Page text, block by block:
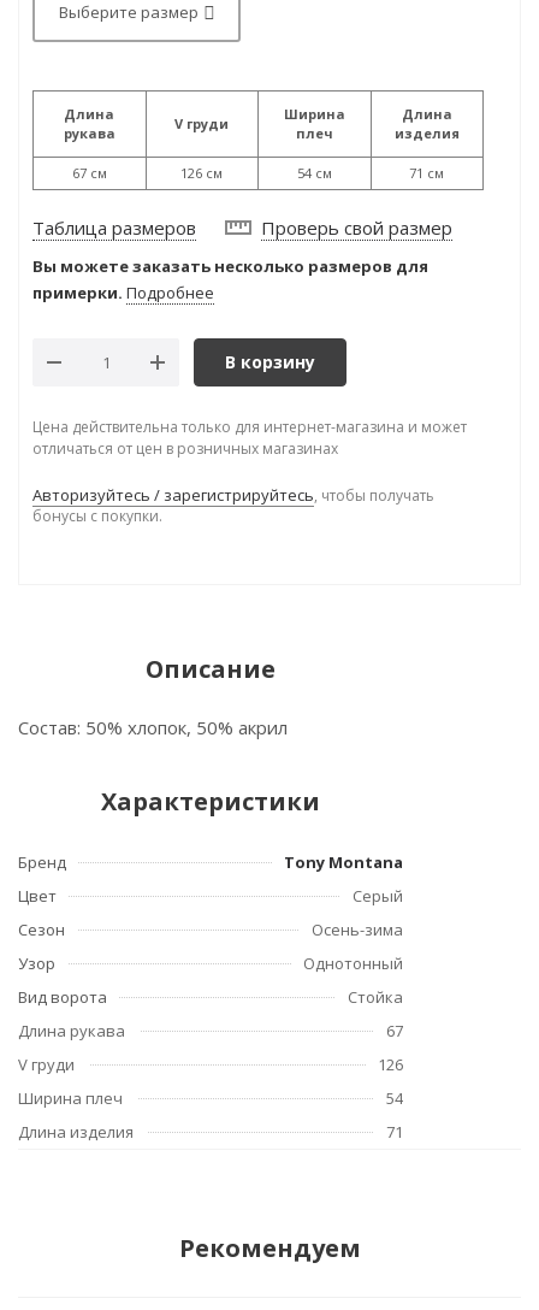
Выберите размер
Длина
рукава
67 см
V груди
126 см
Ширина
плеч
54 см
Длина
изделия
71 см
Таблица размеров Проверь свой размер
Вы можете заказать несколько размеров для
примерки. Подробнее
В корзину
Цена действительна только для интернет-магазина и может
отличаться от цен в розничных магазинах
Авторизуйтесь / зарегистрируйтесь, чтобы получать
бонусы с покупки.
Описание
Состав: 50% хлопок, 50% акрил
Характеристики
Бренд
Tony Montana
Цвет
Серый
Сезон
Осень-зима
Узор
Однотонный
Вид ворота
Стойка
Длина рукава
67
V груди
126
Ширина плеч
54
Длина изделия
71
Рекомендуем